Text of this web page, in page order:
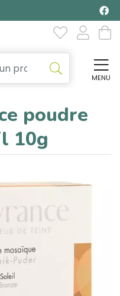
MENU
poudre
10g